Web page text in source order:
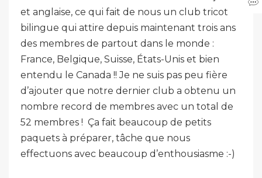
et anglaise, ce qui fait de nous un club tricot
bilingue qui attire depuis maintenant trois ans
des membres de partout dans le monde :
France, Belgique, Suisse, États-Unis et bien
entendu le Canada !! Je ne suis pas peu fière
d’ajouter que notre dernier club a obtenu un
nombre record de membres avec un total de
52 membres ! Ça fait beaucoup de petits
paquets à préparer, tâche que nous
effectuons avec beaucoup d’enthousiasme :-)